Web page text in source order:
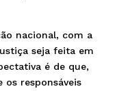
nacional, com a
seja feita em
é de que,
os responsáveis